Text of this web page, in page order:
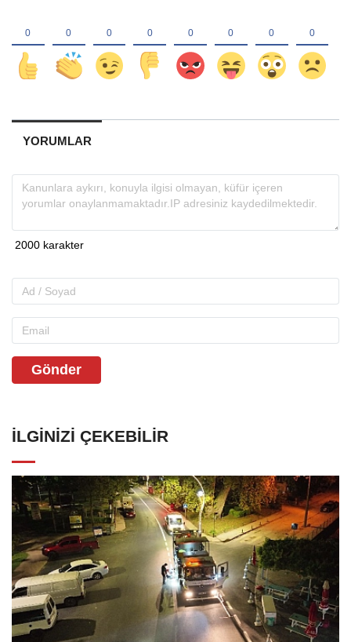
YORUMLAR
Gönder
İLGINIZI ÇEKEBILIR